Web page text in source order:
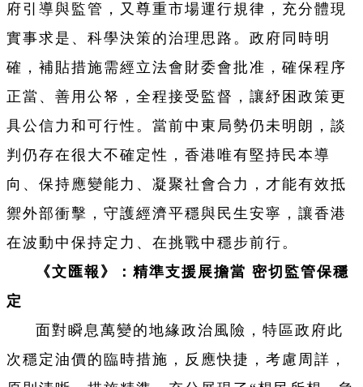
府引導與監管，又尊重市場運行規律，充分體現
實事求是、科學決策的治理思路。政府同時明
確，補貼措施需經立法會財委會批准，確保程序
正當、善用公帑，全程接受監督，讓紓困政策更
具公信力和可行性。當前中東局勢仍未明朗，談
判仍存在很大不確定性，香港唯有堅持民本導
向、保持應變能力、凝聚社會合力，才能有效抵
禦外部衝擊，守護經濟平穩與民生安寧，讓香港
在波動中保持定力、在挑戰中穩步前行。
《文匯報》：精準支援展擔當 密切監管保穩
定
面對瞬息萬變的地緣政治風險，特區政府此
次穩定油價的臨時措施，反應快捷，考慮周詳，